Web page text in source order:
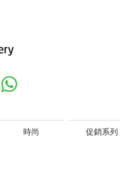
時尚 促銷系列